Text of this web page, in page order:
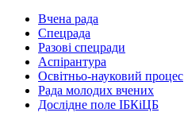
Вчена рада
Спецрада
Разові спецради
Аспірантура
Освітньо-науковий процес
Рада молодих вчених
Дослідне поле ІБКіЦБ